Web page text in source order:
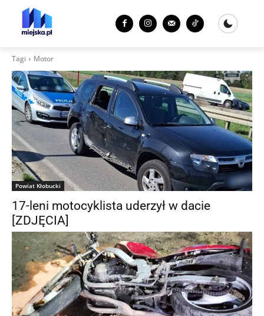
Tagi Motor
Powiat Kłobucki
17-leni motocyklista uderzył w dacie
[ZDJĘCIA]